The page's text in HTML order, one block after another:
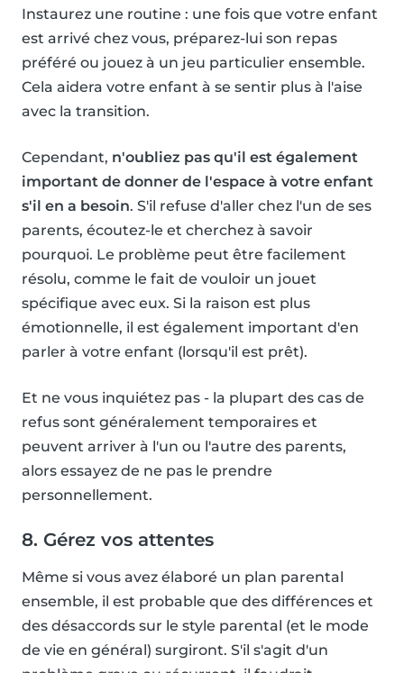
Instaurez une routine : une fois que votre enfant
est arrivé chez vous, préparez-lui son repas
préféré ou jouez à un jeu particulier ensemble.
Cela aidera votre enfant à se sentir plus à l'aise
avec la transition.
Cependant, n'oubliez pas qu'il est également
important de donner de l'espace à votre enfant
s'il en a besoin. S'il refuse d'aller chez l'un de ses
parents, écoutez-le et cherchez à savoir
pourquoi. Le problème peut être facilement
résolu, comme le fait de vouloir un jouet
spécifique avec eux. Si la raison est plus
émotionnelle, il est également important d'en
parler à votre enfant (lorsqu'il est prêt).
Et ne vous inquiétez pas - la plupart des cas de
refus sont généralement temporaires et
peuvent arriver à l'un ou l'autre des parents,
alors essayez de ne pas le prendre
personnellement.
8. Gérez vos attentes
Même si vous avez élaboré un plan parental
ensemble, il est probable que des différences et
des désaccords sur le style parental (et le mode
de vie en général) surgiront. S'il s'agit d'un